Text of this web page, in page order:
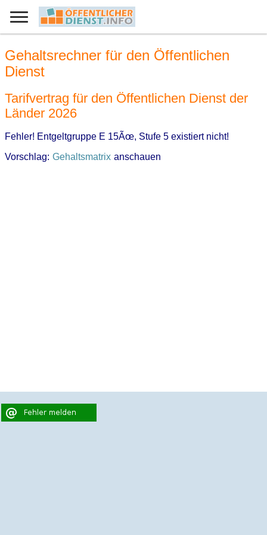
Gehaltsrechner für den Öffentlichen
Dienst
Tarifvertrag für den Öffentlichen Dienst der
Länder 2026
Fehler! Entgeltgruppe E 15Ãœ, Stufe 5 existiert nicht!
Vorschlag: Gehaltsmatrix anschauen